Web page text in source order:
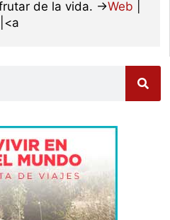
de la vida. →Web